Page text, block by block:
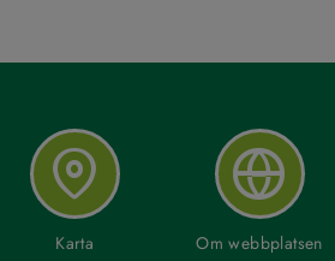
Karta Om webbplatsen